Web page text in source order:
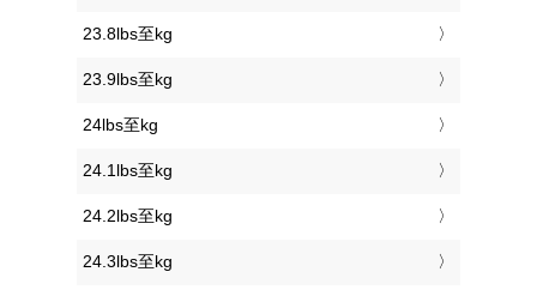
23.8lbs至kg
23.9lbs至kg
24lbs至kg
24.1lbs至kg
24.2lbs至kg
24.3lbs至kg